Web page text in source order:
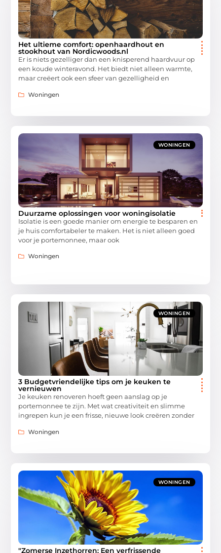
Het ultieme comfort: openhaardhout en
stookhout van Nordicwoods.nl
Er is niets gezelliger dan een knisperend haardvuur op
een koude winteravond. Het biedt niet alleen warmte,
maar creëert ook een sfeer van gezelligheid en
Woningen
WONINGEN
​​Duurzame oplossingen voor woningisolatie
Isolatie is een goede manier om energie te besparen en
je huis comfortabeler te maken. Het is niet alleen goed
voor je portemonnee, maar ook
Woningen
WONINGEN
3 Budgetvriendelijke tips om je keuken te
vernieuwen
Je keuken renoveren hoeft geen aanslag op je
portemonnee te zijn. Met wat creativiteit en slimme
ingrepen kun je een frisse, nieuwe look creëren zonder
Woningen
WONINGEN
"Zomerse Inzethorren: Een verfrissende